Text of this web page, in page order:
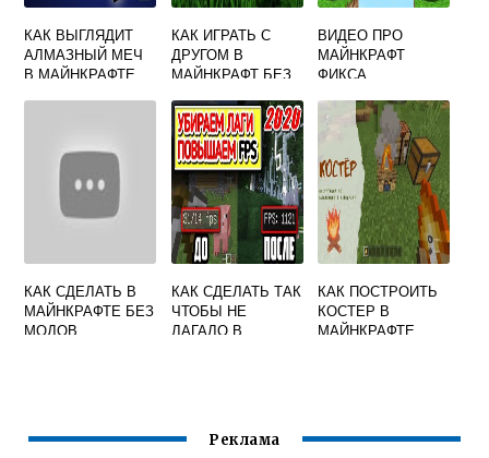
КАК ВЫГЛЯДИТ
АЛМАЗНЫЙ МЕЧ
В МАЙНКРАФТЕ
КАК ИГРАТЬ С
ДРУГОМ В
МАЙНКРАФТ БЕЗ
ПРОГРАММ
ВИДЕО ПРО
МАЙНКРАФТ
ФИКСА
КАК СДЕЛАТЬ В
МАЙНКРАФТЕ БЕЗ
МОДОВ
КАК СДЕЛАТЬ ТАК
ЧТОБЫ НЕ
ЛАГАЛО В
КАК ПОСТРОИТЬ
КОСТЕР В
МАЙНКРАФТЕ
Реклама